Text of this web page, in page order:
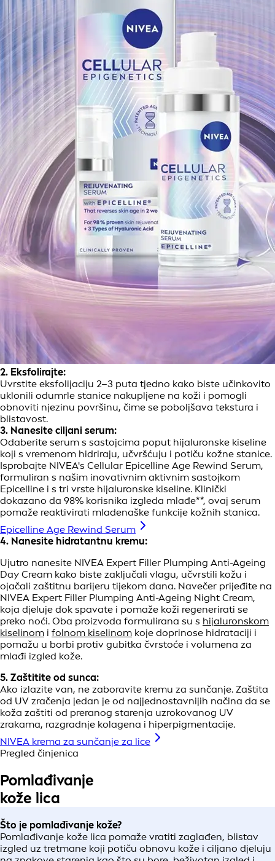
2. Eksfolirajte:
Uvrstite eksfolijaciju 2–3 puta tjedno kako biste učinkovito
uklonili odumrle stanice nakupljene na koži i pomogli
obnoviti njezinu površinu, čime se poboljšava tekstura i
blistavost.
3. Nanesite ciljani serum:
Odaberite serum s sastojcima poput hijaluronske kiseline
koji s vremenom hidriraju, učvršćuju i potiču kožne stanice.
Isprobajte NIVEA's Cellular Epicelline Age Rewind Serum,
formuliran s našim inovativnim aktivnim sastojkom
Epicelline i s tri vrste hijaluronske kiseline. Klinički
dokazano da 98% korisnika izgleda mlađe**, ovaj serum
pomaže reaktivirati mladenaške funkcije kožnih stanica.
Epicelline Age Rewind Serum
4. Nanesite hidratantnu kremu:
Ujutro nanesite NIVEA Expert Filler Plumping Anti-Ageing
Day Cream kako biste zaključali vlagu, učvrstili kožu i
ojačali zaštitnu barijeru tijekom dana. Navečer prijeđite na
NIVEA Expert Filler Plumping Anti-Ageing Night Cream,
koja djeluje dok spavate i pomaže koži regenerirati se
preko noći. Oba proizvoda formulirana su s hijaluronskom
kiselinom i folnom kiselinom koje doprinose hidrataciji i
pomažu u borbi protiv gubitka čvrstoće i volumena za
mlađi izgled kože.
5. Zaštitite od sunca:
Ako izlazite van, ne zaboravite kremu za sunčanje. Zaštita
od UV zračenja jedan je od najjednostavnijih načina da se
koža zaštiti od preranog starenja uzrokovanog UV
zrakama, razgradnje kolagena i hiperpigmentacije.
NIVEA krema za sunčanje za lice
Pregled činjenica
Pomlađivanje
kože lica
Što je pomlađivanje kože?
Pomlađivanje kože lica pomaže vratiti zaglađen, blistav
izgled uz tretmane koji potiču obnovu kože i ciljano djeluju